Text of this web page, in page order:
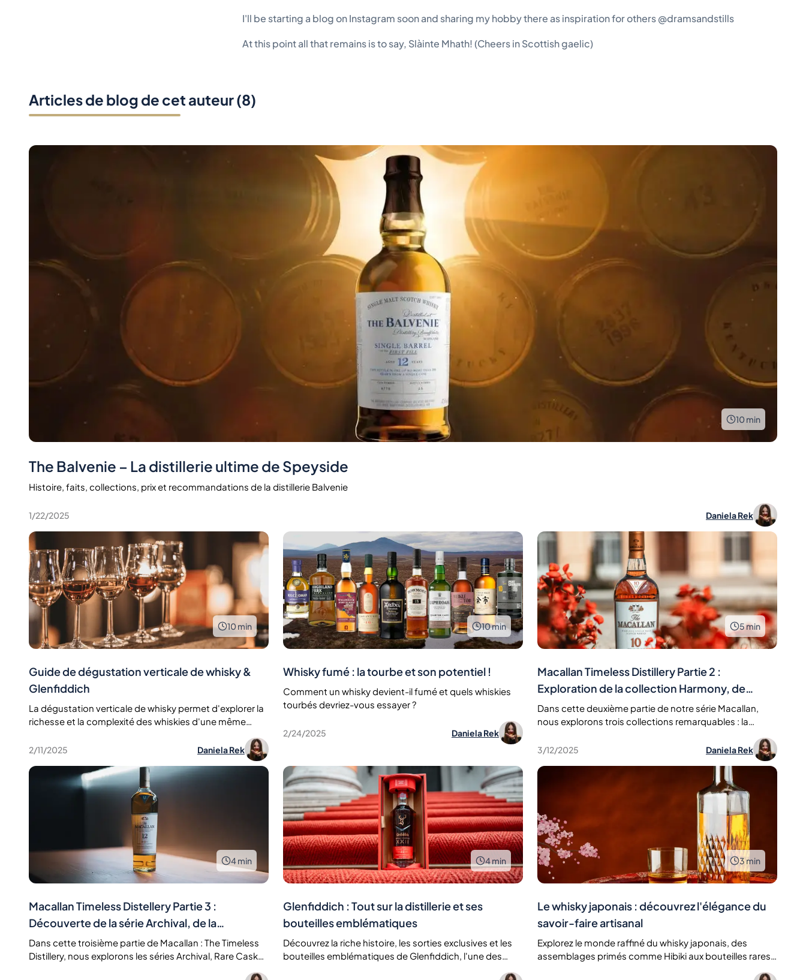
I'll be starting a blog on Instagram soon and sharing my hobby there as inspiration for others @dramsandstills
At this point all that remains is to say, Slàinte Mhath! (Cheers in Scottish gaelic)
Articles de blog de cet auteur(8)
10min
The Balvenie – La distillerie ultime de Speyside
Histoire, faits, collections, prix et recommandations de la distillerie Balvenie
1/22/2025 Daniela Rek
10min
Guide de dégustation verticale de whisky &
Glenfiddich
La dégustation verticale de whisky permet d'explorer la
richesse et la complexité des whiskies d'une même
guide vous explique comment sélectionner vos
aromatiques. Avec une sélection de Glenfiddich,
apprenez comment la maturation et les fûts influencent
le goût. Idéal pour amateurs et experts.
2/11/2025 Daniela Rek
10min
Whisky fumé : la tourbe et son potentiel !
Comment un whisky devient-il fumé et quels whiskies
tourbés devriez-vous essayer ?
2/24/2025 Daniela Rek
5min
Macallan Timeless Distillery Partie 2 :
Exploration de la collection Harmony, de
l'édition du 60e anniversaire de James Bond et
de A Night on Earth
Dans cette deuxième partie de notre série Macallan,
nous explorons trois collections remarquables : la
éléments naturels ; l'édition du 60e anniversaire de
James Bond, qui célèbre l'histoire du cinéma ; et A Night
on Earth, qui capture les traditions festives dans une
3/12/2025 Daniela Rek
4min
Macallan Timeless Distellery Partie 3 :
Découverte de la série Archival, de la
collection Rare Cask et de la coupe classique
Dans cette troisième partie de Macallan : The Timeless
Distillery, nous explorons les séries Archival, Rare Cask
4min
Glenfiddich : Tout sur la distillerie et ses
bouteilles emblématiques
Découvrez la riche histoire, les sorties exclusives et les
bouteilles emblématiques de Glenfiddich, l'une des
3min
Le whisky japonais : découvrez l'élégance du
savoir-faire artisanal
Explorez le monde raffiné du whisky japonais, des
assemblages primés comme Hibiki aux bouteilles rares